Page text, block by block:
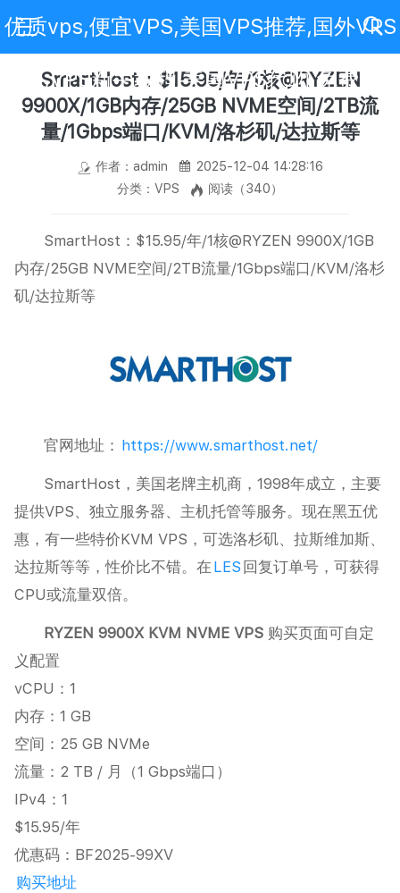
优质vps,便宜VPS,美国VPS推荐,国外VPS
评测,VPS新手教程,美国VPS代购,免费VPS
SmartHost：$15.95/年/1核@RYZEN
9900X/1GB内存/25GB NVME空间/2TB流
量/1Gbps端口/KVM/洛杉矶/达拉斯等
作者：admin
2025-12-04 14:28:16
分类：VPS
阅读（340）
SmartHost：$15.95/年/1核@RYZEN 9900X/1GB
内存/25GB NVME空间/2TB流量/1Gbps端口/KVM/洛杉
矶/达拉斯等
官网地址： https://www.smarthost.net/
SmartHost，美国老牌主机商，1998年成立，主要
提供VPS、独立服务器、主机托管等服务。现在黑五优
惠，有一些特价KVM VPS，可选洛杉矶、拉斯维加斯、
达拉斯等等，性价比不错。在 LES 回复订单号，可获得
CPU或流量双倍。
RYZEN 9900X KVM NVME VPS购买页面可自定
义配置
vCPU：1
内存：1 GB
空间：25 GB NVMe
流量：2 TB / 月（1 Gbps端口）
IPv4：1
$15.95/年
优惠码：BF2025-99XV
购买地址